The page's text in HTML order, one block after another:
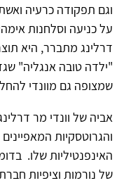
וגם תפקודה כרעיה
על כניעה וסלחנות
דרלינג מתברר, היא
"ילדה טובה אנגליה"
שמצופה גם מוונדי
אביה של וונדי מר
והגרוטסקיות
האינפנטיליות שלו.
של נורמות וציפיות